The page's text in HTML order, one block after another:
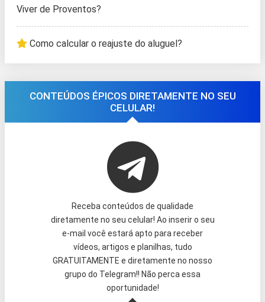
Viver de Proventos?
Como calcular o reajuste do aluguel?
CONTEÚDOS ÉPICOS DIRETAMENTE NO SEU
CELULAR!
Receba conteúdos de qualidade
diretamente no seu celular! Ao inserir o seu
e-mail você estará apto para receber
vídeos, artigos e planilhas, tudo
GRATUITAMENTE e diretamente no nosso
grupo do Telegram!! Não perca essa
oportunidade!